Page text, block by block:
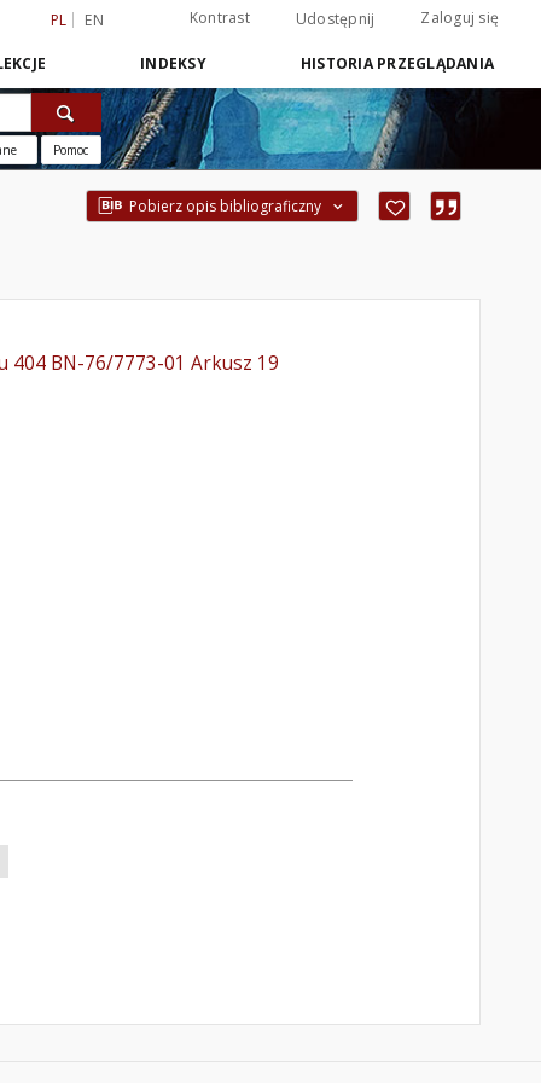
PL EN Kontrast Udostępnij Zaloguj się
INDEKSY HISTORIA PRZEGLĄDANIA
Pomoc
Pobierz opis bibliograficzny
BN-76/7773-01 Arkusz 19